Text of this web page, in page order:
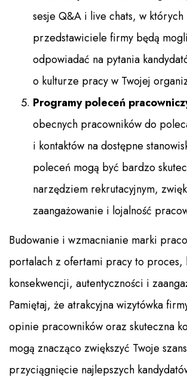
sesje Q&A i live chats, w których
przedstawiciele firmy będą
odpowiadać na pytania
o kulturze pracy w Twojej
Programy poleceń
obecnych pracowników do
i kontaktów na dostępne
poleceń mogą być bardzo
narzędziem rekrutacyjnym,
zaangażowanie i lojalność
Budowanie i wzmacnianie marki
portalach z ofertami pracy to proces,
konsekwencji, autentyczności i
Pamiętaj, że atrakcyjna wizytówka
opinie pracowników oraz skuteczna
mogą znacząco zwiększyć Twoje
przyciągnięcie najlepszych